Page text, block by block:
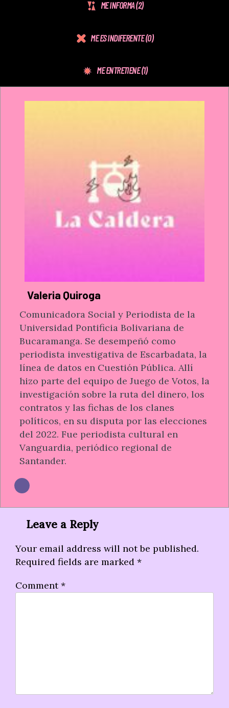
ME INFORMA(2)
ME ES INDIFERENTE(0)
ME ENTRETIENE(1)
Valeria Quiroga
Comunicadora Social y Periodista de la
Universidad Pontificia Bolivariana de
Bucaramanga. Se desempeñó como
periodista investigativa de Escarbadata, la
línea de datos en Cuestión Pública. Allí
hizo parte del equipo de Juego de Votos, la
investigación sobre la ruta del dinero, los
contratos y las fichas de los clanes
políticos, en su disputa por las elecciones
del 2022. Fue periodista cultural en
Vanguardia, periódico regional de
Santander.
Leave a Reply
Your email address will not be published.
Required fields are marked *
Comment*